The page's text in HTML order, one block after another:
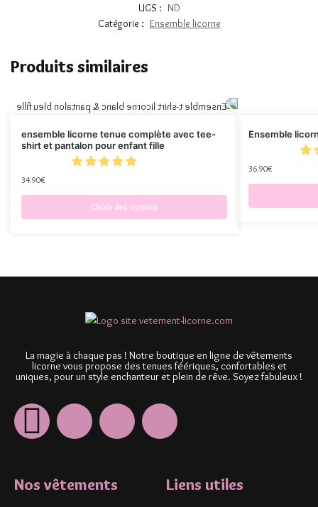
UGS : ND
Catégorie : Ensemble licorne
Produits similaires
ensemble licorne tenue complète avec tee-
shirt et pantalon pour enfant fille
34.90€
Choix des options
Ensemble
36.90€
La magie à chaque pas ! Notre boutique en ligne de vêtements
licorne vous propose des tenues féériques, confortables et
uniques, pour un style enchanteur et plein de rêve. Soyez fabuleux !
Nos vêtements Liens utiles